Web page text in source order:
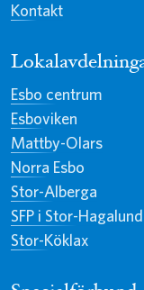
Kontakt
Esbo centrum
Esboviken
Mattby-Olars
Norra Esbo
Stor-Alberga
SFP i Stor-Hagalund
Stor-Köklax